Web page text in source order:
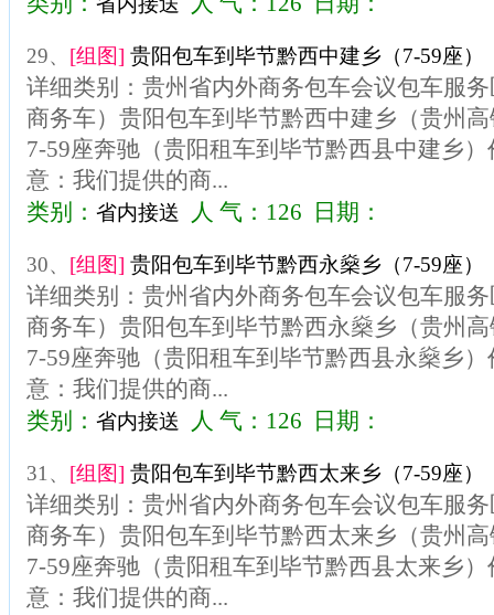
29、 [组图] 贵阳包车到毕节黔西中建乡（7-59座）
详细类别：贵州省内外商务包车会议包车服
商务车）贵阳包车到毕节黔西中建乡（贵州
7-59座奔驰（贵阳租车到毕节黔西县中建乡
意：我们提供的商...
类别： 省内接送 人 气：126 日期：
30、 [组图] 贵阳包车到毕节黔西永燊乡（7-59座）
详细类别：贵州省内外商务包车会议包车服
商务车）贵阳包车到毕节黔西永燊乡（贵州
7-59座奔驰（贵阳租车到毕节黔西县永燊乡
意：我们提供的商...
类别： 省内接送 人 气：126 日期：
31、 [组图] 贵阳包车到毕节黔西太来乡（7-59座）
详细类别：贵州省内外商务包车会议包车服
商务车）贵阳包车到毕节黔西太来乡（贵州
7-59座奔驰（贵阳租车到毕节黔西县太来乡
意：我们提供的商...